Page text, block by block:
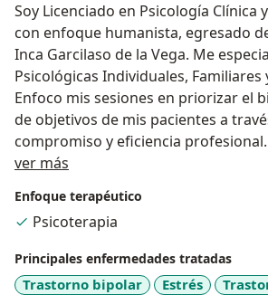
Soy Licenciado en Psicología Clínica
con enfoque humanista, egresado
Inca Garcilaso de la Vega. Me
Psicológicas Individuales, Familiares
Enfoco mis sesiones en priorizar el
de objetivos de mis pacientes a
compromiso y eficiencia
activamente en entrevistas en
escrita y emisoras radiales. La
disciplina que abre nuevas y mejores
fortalece el pensamiento, la emoción
potencia el valor del ser humano,
convicciones y su desarrollo integral.
ver más
Enfoque terapéutico
Psicoterapia
Principales enfermedades tratadas
Trastorno bipolar Estrés